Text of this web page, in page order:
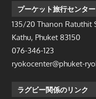
プーケット旅行センター
135/20 Thanon Ratuthit
Kathu, Phuket 83150
076-346-123
ryokocenter@phuket-
ラグビー関係のリンク